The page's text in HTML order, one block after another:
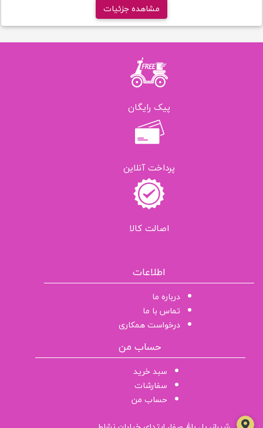
مشاهده جزئیات
پیک رایگان
پرداخت آنلاین
اصالت کالا
اطلاعات
درباره ما
تماس با ما
درخواست همکاری
حساب من
سبد خرید
سفارشات
حساب من